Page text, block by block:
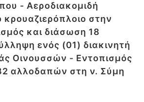
- Αεροδιακομιδή
στην
και διάσωση 18
ενός (01) διακινητή
Οινουσσών - Εντοπισμός
αλλοδαπών στη ν. Σύμη